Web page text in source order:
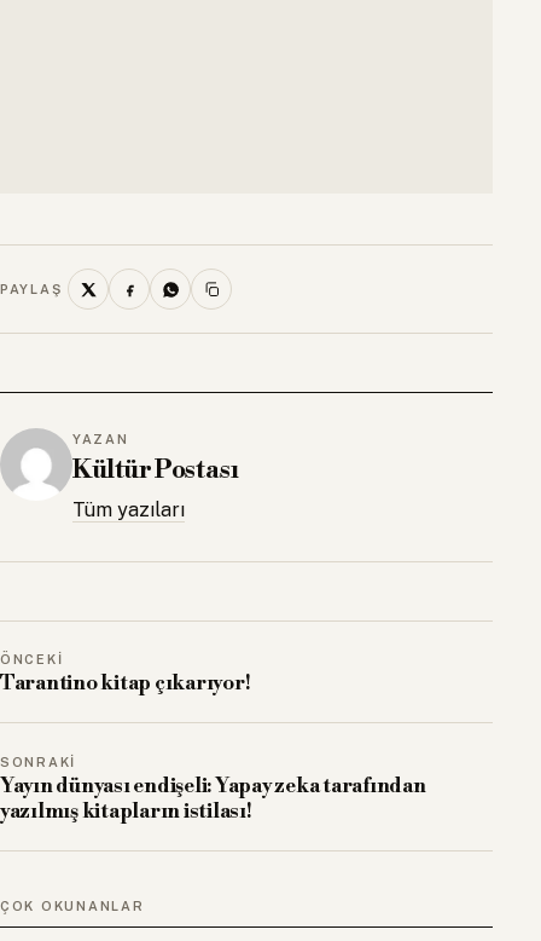
PAYLAŞ
YAZAN
Kültür Postası
Tüm yazıları
ÖNCEKI
Tarantino kitap çıkarıyor!
SONRAKI
Yayın dünyası endişeli: Yapay zeka tarafından
yazılmış kitapların istilası!
ÇOK OKUNANLAR